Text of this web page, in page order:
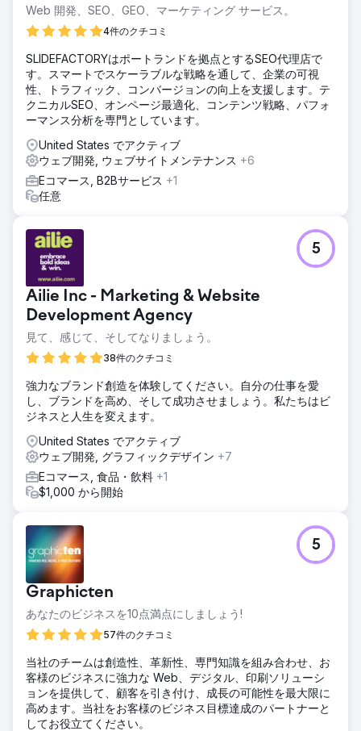
株式会社エイリーはアースロードアスファルトのウェブサイ
ト再構築から担当。インデックス登録、Googleランキング
用、ブランド戦略などを担当。変化と成長のステージを支え
てまいりました。
結果
Earth Road Inc. Asphalt は Ailie Inc. と提携して以来、毎年売
録しました。現在、Google の主要キーワード目標で 1 位か
ら 2 位にランクされており、7 年以上にわたって当社と提携
を結んでいます。
Web 開発、SEO、GEO、マーケティング サービス。
4件のクチコミ
SLIDEFACTORYはポートランドを拠点とするSEO代理店で
す。スマートでスケーラブルな戦略を通して、企業の可視
性、トラフィック、コンバージョンの向上を支援します。テ
クニカルSEO、オンページ最適化、コンテンツ戦略、パフォ
ーマンス分析を専門としています。
United States でアクティブ
ウェブ開発, ウェブサイトメンテナンス +6
Eコマース, B2Bサービス +1
任意
Ailie Inc - Marketing & Website
Development Agency
見て、感じて、そしてなりましょう。
38件のクチコミ
5
強力なブランド創造を体験してください。自分の仕事を愛
し、ブランドを高め、そして成功させましょう。私たちはビ
ジネスと人生を変えます。
United States でアクティブ
ウェブ開発, グラフィックデザイン +7
Eコマース, 食品・飲料 +1
$1,000 から開始
Graphicten
あなたのビジネスを10点満点にしましょう!
57件のクチコミ
5
当社のチームは創造性、革新性、専門知識を組み合わせ、お
客様のビジネスに強力な Web、デジタル、印刷ソリューシ
ョンを提供して、顧客を引き付け、成長の可能性を最大限に
高めます。当社をお客様のビジネス目標達成のパートナーと
してお役立てください。